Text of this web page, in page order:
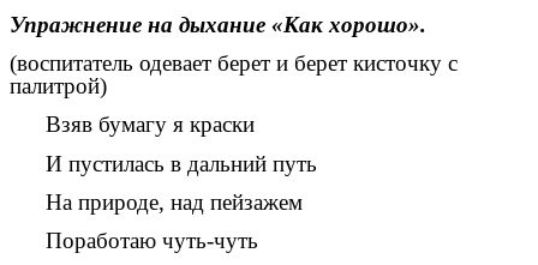
Упражнение на дыхание «Как хорошо».
(воспитатель одевает берет и берет кисточку с
палитрой)
Взяв бумагу я краски
И пустилась в дальний путь
На природе, над пейзажем
Поработаю чуть-чуть